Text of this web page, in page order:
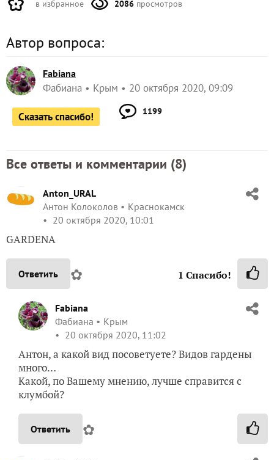
в избранное 2086 просмотров
Автор вопроса:
Fabiana
Фабиана Крым 20 октября 2020, 09:09
Сказать спасибо! 1199
Все ответы и комментарии (8)
Anton_URAL
Антон Колоколов
Краснокамск
20 октября 2020, 10:01
GARDENA
Ответить ✿ 1 Спасибо!
Fabiana
Фабиана
Крым
20 октября 2020, 11:02
Антон, а какой вид посоветуете? Видов гардены
много…
Какой, по Вашему мнению, лучше справится с
клумбой?
Ответить ✿